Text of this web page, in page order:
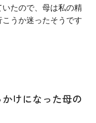
たので、母は私の精
うか迷ったそうです
けになった母の